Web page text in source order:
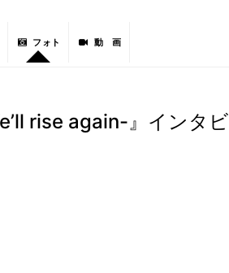
フォト 動 画
rise again-』インタビ